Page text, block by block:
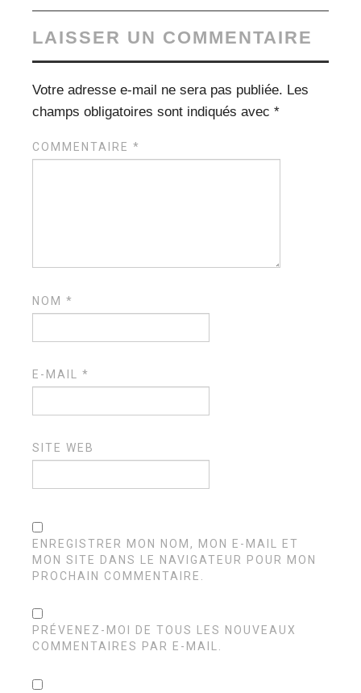
LAISSER UN COMMENTAIRE
Votre adresse e-mail ne sera pas publiée. Les
champs obligatoires sont indiqués avec*
COMMENTAIRE*
NOM*
E-MAIL*
SITE WEB
ENREGISTRER MON NOM, MON E-MAIL ET
MON SITE DANS LE NAVIGATEUR POUR MON
PROCHAIN COMMENTAIRE.
PRÉVENEZ-MOI DE TOUS LES NOUVEAUX
COMMENTAIRES PAR E-MAIL.